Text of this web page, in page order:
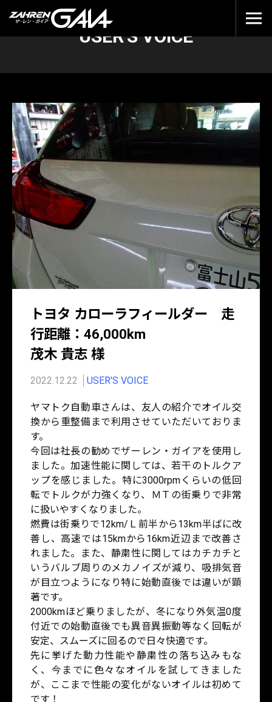
USER'S VOICE
トヨタ カローラフィールダー 走
行距離：46,000km
茂木 貴志 様
2022.12.22 USER'S VOICE
ヤマトク自動車さんは、友人の紹介でオイル交
換から重整備まで利用させていただいておりま
す。
今回は社長の勧めでザーレン・ガイアを使用し
ました。加速性能に関しては、若干のトルクア
ップを感じました。特に3000rpmくらいの低回
転でトルクが力強くなり、ＭＴの街乗りで非常
に扱いやすくなりました。
燃費は街乗りで12km/Ｌ前半から13km半ばに改
善し、高速では15kmから16km近辺まで改善さ
れました。また、静粛性に関してはカチカチと
いうバルブ周りのメカノイズが減り、吸排気音
が目立つようになり特に始動直後では違いが顕
著です。
2000kmほど乗りましたが、冬になり外気温0度
付近での始動直後でも異音異振動等なく回転が
安定、スムーズに回るので日々快適です。
先に挙げた動力性能や静粛性の落ち込みもな
く、今までに色々なオイルを試してきました
が、ここまで性能の変化がないオイルは初めて
です！